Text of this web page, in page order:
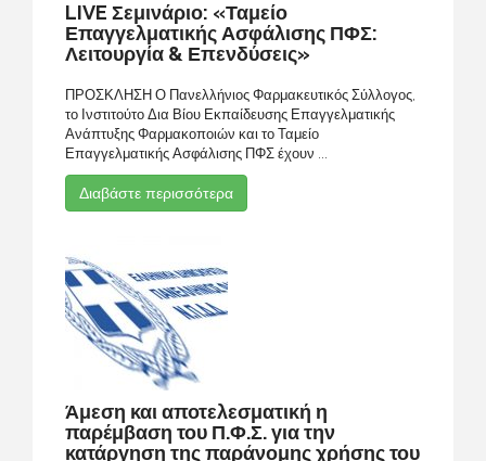
LIVE Σεμινάριο: «Ταμείο
Επαγγελματικής Ασφάλισης ΠΦΣ:
Λειτουργία & Επενδύσεις»
ΠΡΟΣΚΛΗΣΗ Ο Πανελλήνιος Φαρμακευτικός Σύλλογος,
το Ινστιτούτο Δια Βίου Εκπαίδευσης Επαγγελματικής
Ανάπτυξης Φαρμακοποιών και το Ταμείο
Επαγγελματικής Ασφάλισης ΠΦΣ έχουν ...
Διαβάστε περισσότερα
Άμεση και αποτελεσματική η
παρέμβαση του Π.Φ.Σ. για την
κατάργηση της παράνομης χρήσης του